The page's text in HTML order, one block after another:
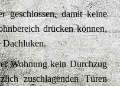
geschlossen, damit keine
drücken können,
Dachluken.
Wohnung kein Durchzug
zuschlagenden Türen